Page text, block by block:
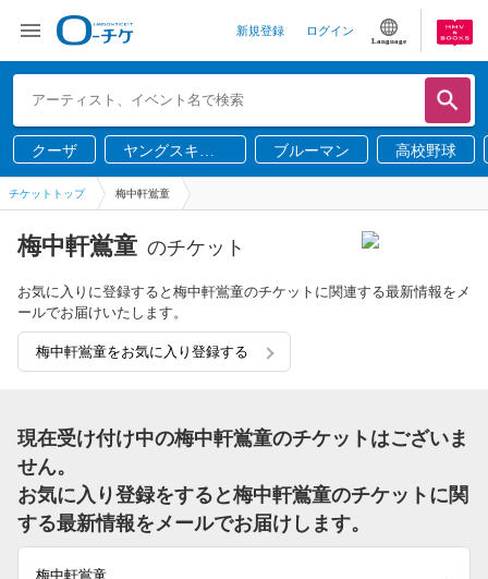
新規登録 ログイン
Language
クーザ
ヤングスキニ
ー
ブルーマン 高校野球
チケットトップ 梅中軒鴬童
梅中軒鴬童 のチケット
お気に入りに登録すると梅中軒鴬童のチケットに関連する最新情報をメ
ールでお届けいたします。
梅中軒鴬童をお気に入り登録する
現在受け付け中の梅中軒鴬童のチケットはございま
せん。
お気に入り登録をすると梅中軒鴬童のチケットに関
する最新情報をメールでお届けします。
梅中軒鴬童